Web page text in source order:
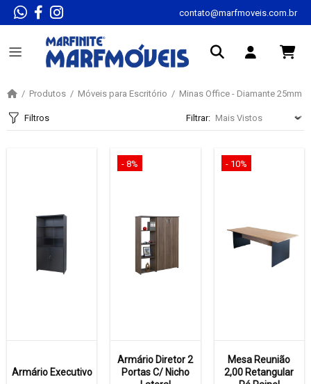
contato@marfmoveis.com.br
Produtos Móveis para Escritório Minas Office - Diamante 25mm
Filtros Filtrar:
Armário Executivo
- 8%
Armário Diretor 2
Portas C/ Nicho
- 10%
Mesa Reunião
2,00 Retangular